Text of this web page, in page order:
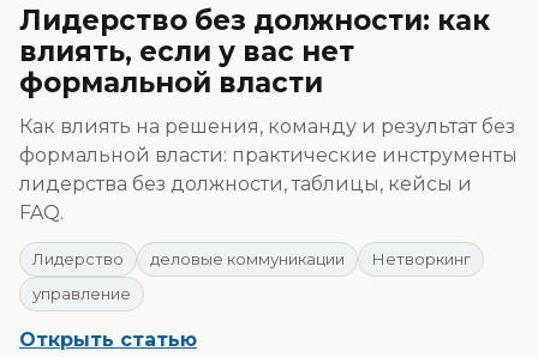
Лидерство без должности: как
влиять, если у вас нет
формальной власти
Как влиять на решения, команду и результат без
формальной власти: практические инструменты
лидерства без должности, таблицы, кейсы и
FAQ.
Лидерство деловые коммуникации
Нетворкинг
управление
Открыть статью